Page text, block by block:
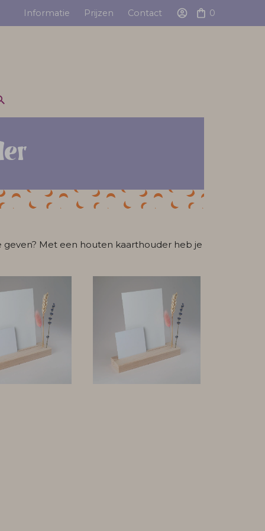
Informatie Prijzen Contact 0
Met een houten kaarthouder heb je